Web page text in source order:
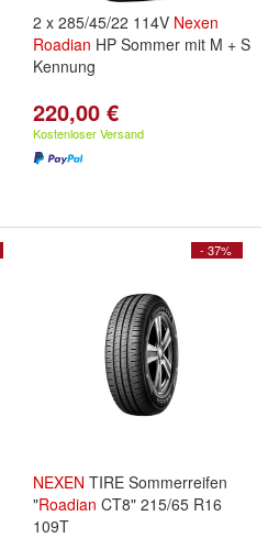
2 x 285/45/22 114V Nexen
Roadian HP Sommer mit M + S
Kennung
220,00 €
Kostenloser Versand
- 37%
NEXEN TIRE Sommerreifen
"Roadian CT8" 215/65 R16
109T